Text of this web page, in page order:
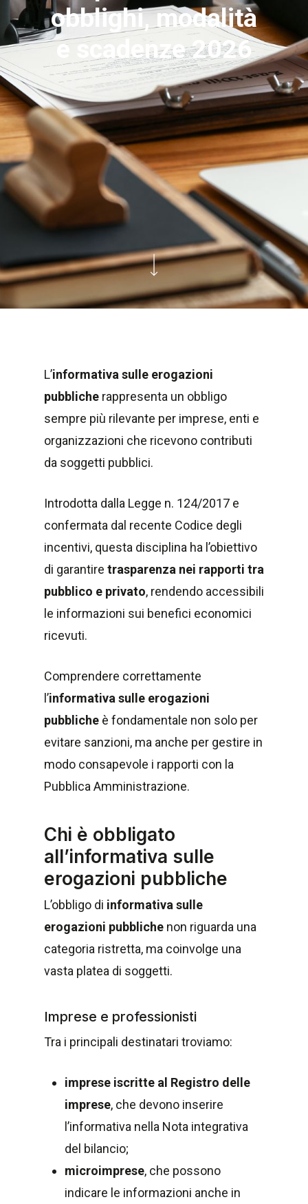
obblighi, modalità
e scadenze 2026
L’informativa sulle erogazioni
pubbliche rappresenta un obbligo
sempre più rilevante per imprese, enti e
organizzazioni che ricevono contributi
da soggetti pubblici.
Introdotta dalla Legge n. 124/2017 e
confermata dal recente Codice degli
incentivi, questa disciplina ha l’obiettivo
di garantire trasparenza nei rapporti tra
pubblico e privato, rendendo accessibili
le informazioni sui benefici economici
ricevuti.
Comprendere correttamente
l’informativa sulle erogazioni
pubbliche è fondamentale non solo per
evitare sanzioni, ma anche per gestire in
modo consapevole i rapporti con la
Pubblica Amministrazione.
Chi è obbligato
all’informativa sulle
erogazioni pubbliche
L’obbligo di informativa sulle
erogazioni pubbliche non riguarda una
categoria ristretta, ma coinvolge una
vasta platea di soggetti.
Imprese e professionisti
Tra i principali destinatari troviamo:
imprese iscritte al Registro delle
imprese, che devono inserire
l’informativa nella Nota integrativa
del bilancio;
microimprese, che possono
indicare le informazioni anche in